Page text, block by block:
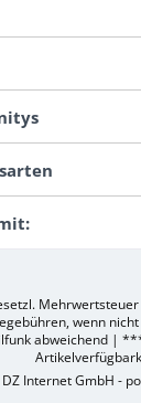
Mehrwertsteuer
wenn
abweichend |
Internet GmbH -